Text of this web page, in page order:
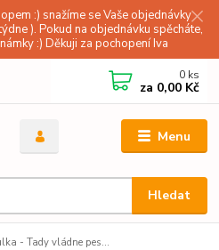
:) snažíme se Vaše objednávky
). Pokud na objednávku spěcháte,
:) Děkuji za pochopení Iva
Menu
Hledat
0 ks
za 0,00 Kč
- Tady vládne pes...